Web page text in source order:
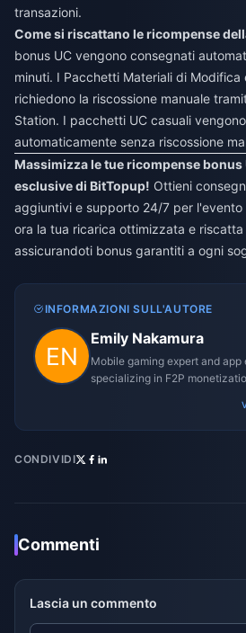
transazioni.
Come si riscattano le ricompense
bonus UC vengono consegnati
minuti. I Pacchetti Materiali di Modifica
richiedono la riscossione manuale
Station. I pacchetti UC casuali
automaticamente senza riscossione
Massimizza le tue ricompense bonus
esclusive di BitTopup! Ottieni
aggiuntivi e supporto 24/7 per l'evento
ora la tua ricarica ottimizzata e
assicurandoti bonus garantiti a ogni
INFORMAZIONI SULL'AUTORE
Emily Nakamura
Mobile gaming expert and
specializing in F2P
CONDIVIDI
Commenti
Lascia un commento